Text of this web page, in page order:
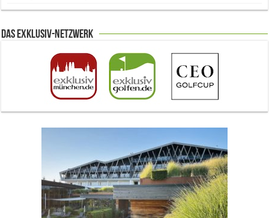
Das Exklusiv-Netzwerk